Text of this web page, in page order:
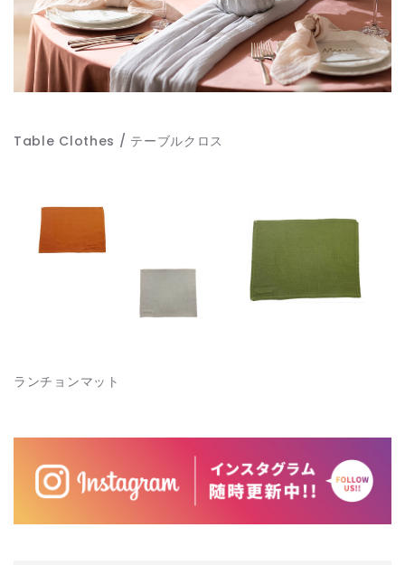
Table Clothes / テーブルクロス
ランチョンマット